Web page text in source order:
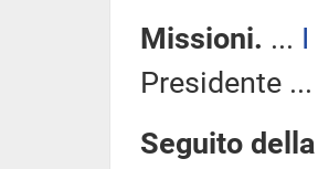
Missioni. ... I
Presidente
Seguito